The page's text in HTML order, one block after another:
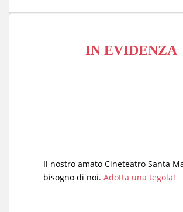
IN EVIDENZA
Il nostro amato Cineteatro Santa
bisogno di noi. Adotta una tegola!